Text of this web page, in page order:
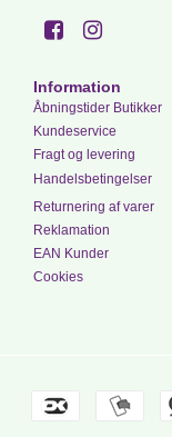
Information
Åbningstider Butikker
Kundeservice
Fragt og levering
Handelsbetingelser
Returnering af varer
Reklamation
EAN Kunder
Cookies